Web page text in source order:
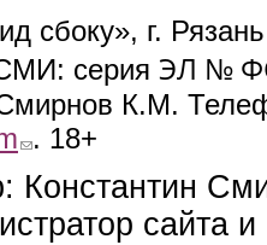
сбоку», г.
серия ЭЛ №
К.М.
(link sends e-mail)
. 18+
Константин
сайта